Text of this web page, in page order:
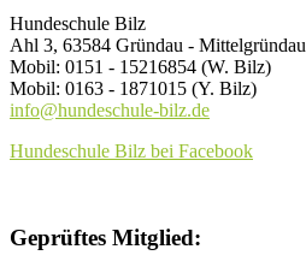
Hundeschule Bilz
Ahl 3, 63584 Gründau - Mittelgründau
Mobil: 0151 - 15216854 (W. Bilz)
Mobil: 0163 - 1871015 (Y. Bilz)
info@hundeschule-bilz.de
Hundeschule Bilz bei Facebook
Geprüftes Mitglied: